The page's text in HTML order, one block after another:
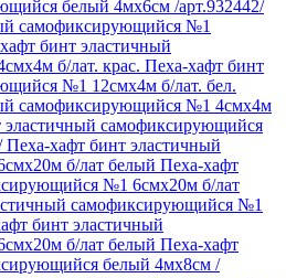
белый 4мх6см /арт.932442/
самофиксирующийся №1
бинт эластичный
б/лат. крас. Пеха-хафт бинт
№1 12смх4м б/лат. бел.
самофиксирующийся №1 4смх4м
эластичный самофиксирующийся
Пеха-хафт бинт эластичный
б/лат белый Пеха-хафт
№1 6смх20м б/лат
самофиксирующийся №1
бинт эластичный
б/лат белый Пеха-хафт
белый 4мх8см /